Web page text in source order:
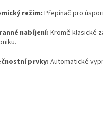
režim: Přepínač pro
nabíjení: Kromě klasické
prvky:Automatické